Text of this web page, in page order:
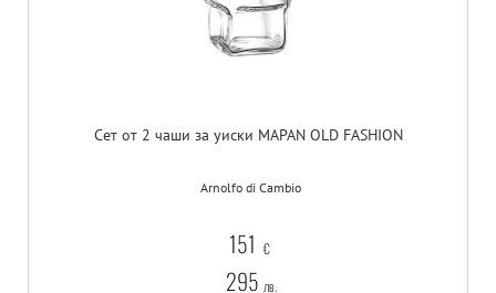
Сет от 2 чаши за уиски MAPAN OLD FASHION
Arnolfo di Cambio
151 €
295 лв.